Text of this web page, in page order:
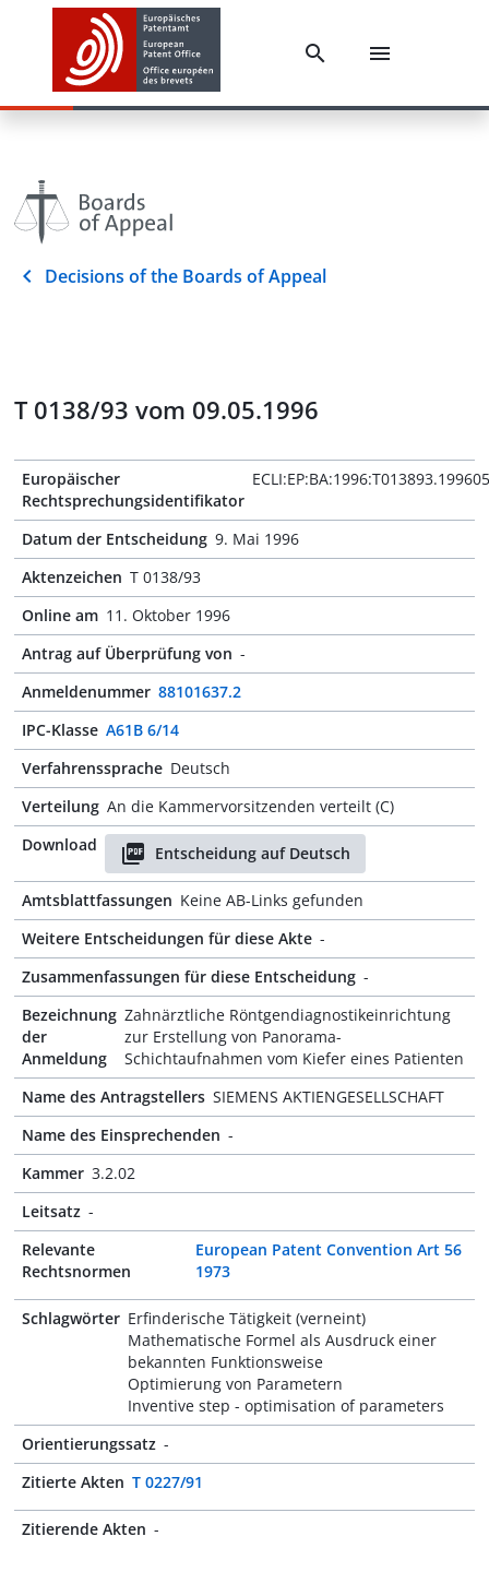
Decisions of the Boards of Appeal
T 0138/93 vom 09.05.1996
Europäischer
Rechtsprechungsidentifikator
Datum der Entscheidung 9. Mai 1996
Aktenzeichen T 0138/93
Online am 11. Oktober 1996
Antrag auf Überprüfung von -
Anmeldenummer 88101637.2
IPC-Klasse A61B 6/14
Verfahrenssprache Deutsch
Verteilung An die Kammervorsitzenden verteilt (C)
Download
Entscheidung auf Deutsch
Amtsblattfassungen Keine AB-Links gefunden
Weitere Entscheidungen für diese Akte -
Zusammenfassungen für diese Entscheidung -
Bezeichnung
der
Anmeldung
Zahnärztliche Röntgendiagnostikeinrichtung
zur Erstellung von Panorama-
Schichtaufnahmen vom Kiefer eines Patienten
Name des Antragstellers SIEMENS AKTIENGESELLSCHAFT
Name des Einsprechenden -
Kammer 3.2.02
Leitsatz -
Relevante
Rechtsnormen
European Patent Convention Art 56
1973
Schlagwörter Erfinderische Tätigkeit (verneint)
Mathematische Formel als Ausdruck einer
bekannten Funktionsweise
Optimierung von Parametern
Inventive step - optimisation of parameters
Orientierungssatz -
Zitierte Akten T 0227/91
Zitierende Akten -